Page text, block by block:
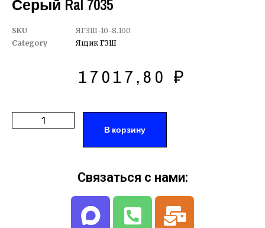
Серый Ral 7035
SKU
ЯГЗШ-10-8.100
Category
Ящик ГЗШ
17017,80 ₽
В корзину
Связаться с нами: